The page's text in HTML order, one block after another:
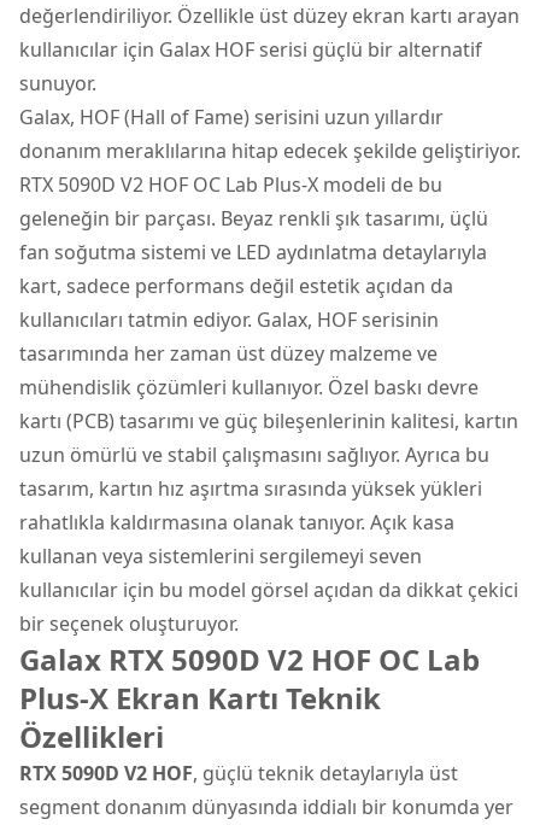
değerlendiriliyor. Özellikle üst düzey ekran kartı arayan
kullanıcılar için Galax HOF serisi güçlü bir alternatif
sunuyor.
Galax, HOF (Hall of Fame) serisini uzun yıllardır
donanım meraklılarına hitap edecek şekilde geliştiriyor.
RTX 5090D V2 HOF OC Lab Plus-X modeli de bu
geleneğin bir parçası. Beyaz renkli şık tasarımı, üçlü
fan soğutma sistemi ve LED aydınlatma detaylarıyla
kart, sadece performans değil estetik açıdan da
kullanıcıları tatmin ediyor. Galax, HOF serisinin
tasarımında her zaman üst düzey malzeme ve
mühendislik çözümleri kullanıyor. Özel baskı devre
kartı (PCB) tasarımı ve güç bileşenlerinin kalitesi, kartın
uzun ömürlü ve stabil çalışmasını sağlıyor. Ayrıca bu
tasarım, kartın hız aşırtma sırasında yüksek yükleri
rahatlıkla kaldırmasına olanak tanıyor. Açık kasa
kullanan veya sistemlerini sergilemeyi seven
kullanıcılar için bu model görsel açıdan da dikkat çekici
bir seçenek oluşturuyor.
Galax RTX 5090D V2 HOF OC Lab
Plus-X Ekran Kartı Teknik
Özellikleri
RTX 5090D V2 HOF, güçlü teknik detaylarıyla üst
segment donanım dünyasında iddialı bir konumda yer